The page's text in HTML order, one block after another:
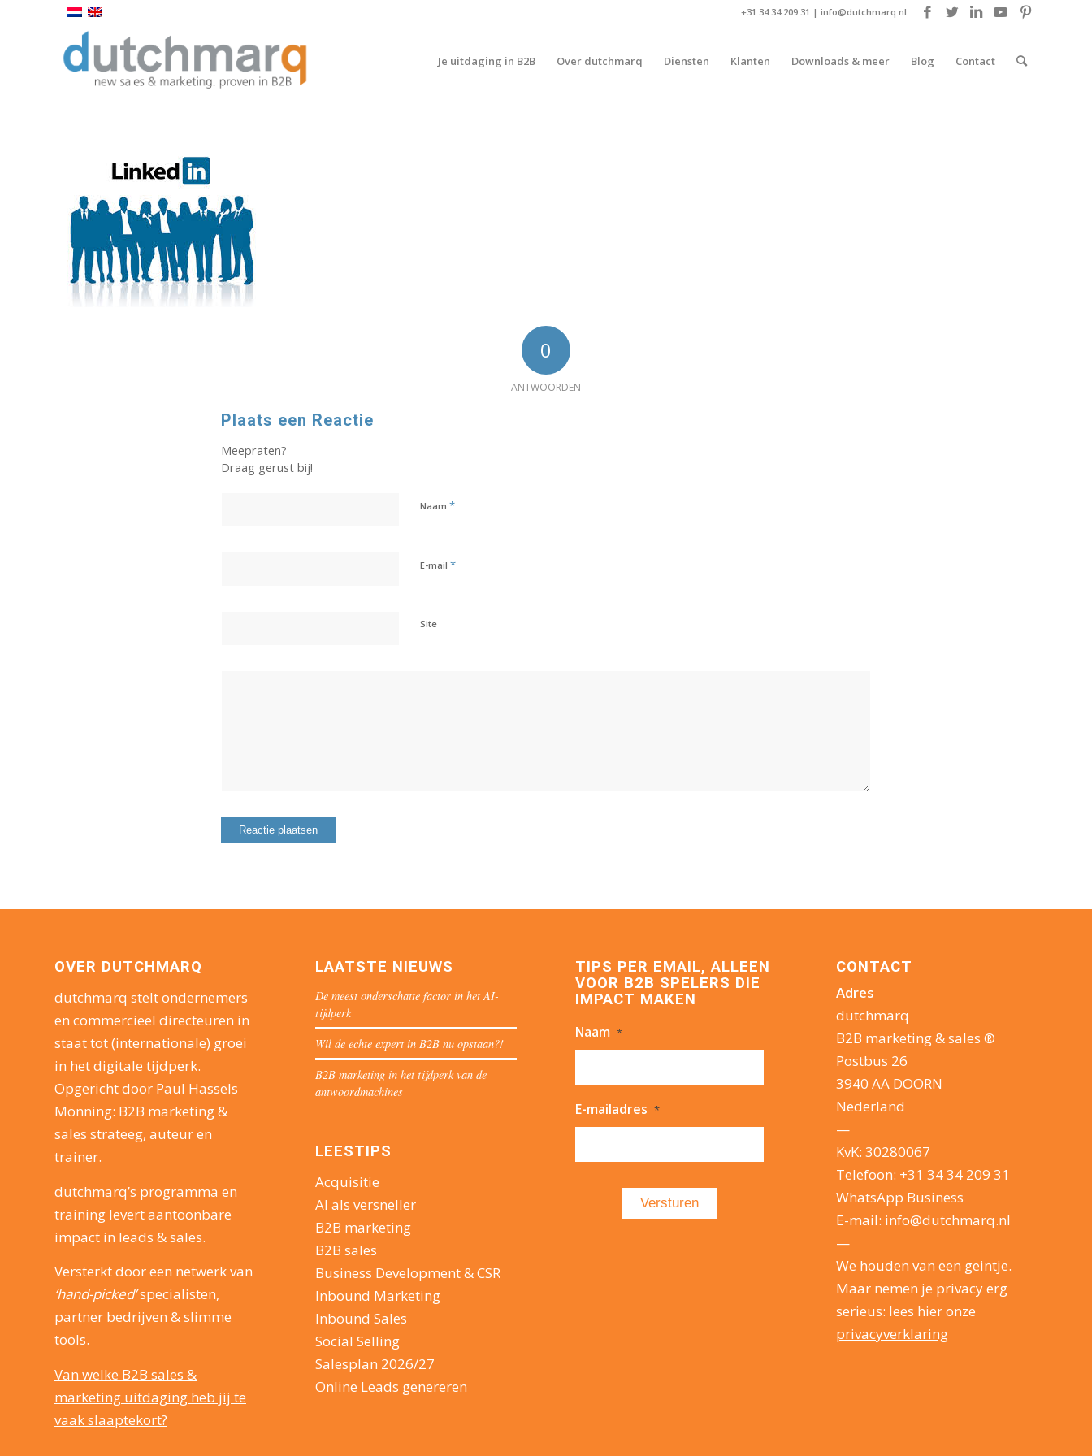
+31 34 34 209 31 | info@dutchmarq.nl
Je uitdaging in B2B Over dutchmarq Diensten Klanten Downloads & meer Blog Contact
0
ANTWOORDEN
Plaats een Reactie
Meepraten?
Draag gerust bij!
Naam *
E-mail *
Site
OVER DUTCHMARQ
dutchmarq stelt ondernemers
en commercieel directeuren in
staat tot (internationale) groei
in het digitale tijdperk.
Opgericht door Paul Hassels
Mönning: B2B marketing &
sales strateeg, auteur en
trainer.
dutchmarq’s programma en
training levert aantoonbare
impact in leads & sales.
Versterkt door een netwerk van
‘hand-picked’specialisten,
partner bedrijven & slimme
tools.
Van welke B2B sales &
marketing uitdaging heb jij te
vaak slaaptekort?
LAATSTE NIEUWS
De meest onderschatte factor in het AI-
tijdperk
Wil de echte expert in B2B nu opstaan?!
B2B marketing in het tijdperk van de
antwoordmachines
LEESTIPS
Acquisitie
AI als versneller
B2B marketing
B2B sales
Business Development & CSR
Inbound Marketing
Inbound Sales
Social Selling
Salesplan 2026/27
Online Leads genereren
TIPS PER EMAIL, ALLEEN
VOOR B2B SPELERS DIE
IMPACT MAKEN
Naam *
E-mailadres *
CONTACT
Adres
dutchmarq
B2B marketing & sales ®
Postbus 26
3940 AA DOORN
Nederland
—
KvK: 30280067
Telefoon: +31 34 34 209 31
WhatsApp Business
E-mail: info@dutchmarq.nl
—
We houden van een geintje.
Maar nemen je privacy erg
serieus: lees hier onze
privacyverklaring